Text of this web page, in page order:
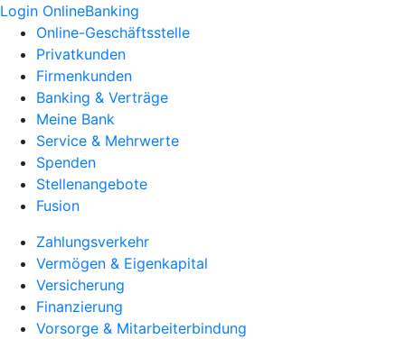
Login OnlineBanking
Online-Geschäftsstelle
Privatkunden
Firmenkunden
Banking & Verträge
Meine Bank
Service & Mehrwerte
Spenden
Stellenangebote
Fusion
Zahlungsverkehr
Vermögen & Eigenkapital
Versicherung
Finanzierung
Vorsorge & Mitarbeiterbindung